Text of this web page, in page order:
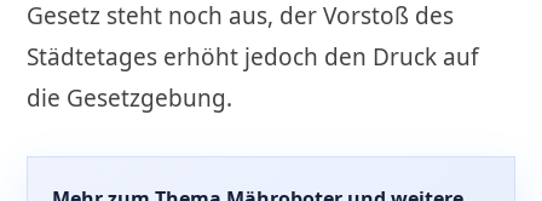
Gesetz steht noch aus, der Vorstoß des
Städtetages erhöht jedoch den Druck auf
die Gesetzgebung.